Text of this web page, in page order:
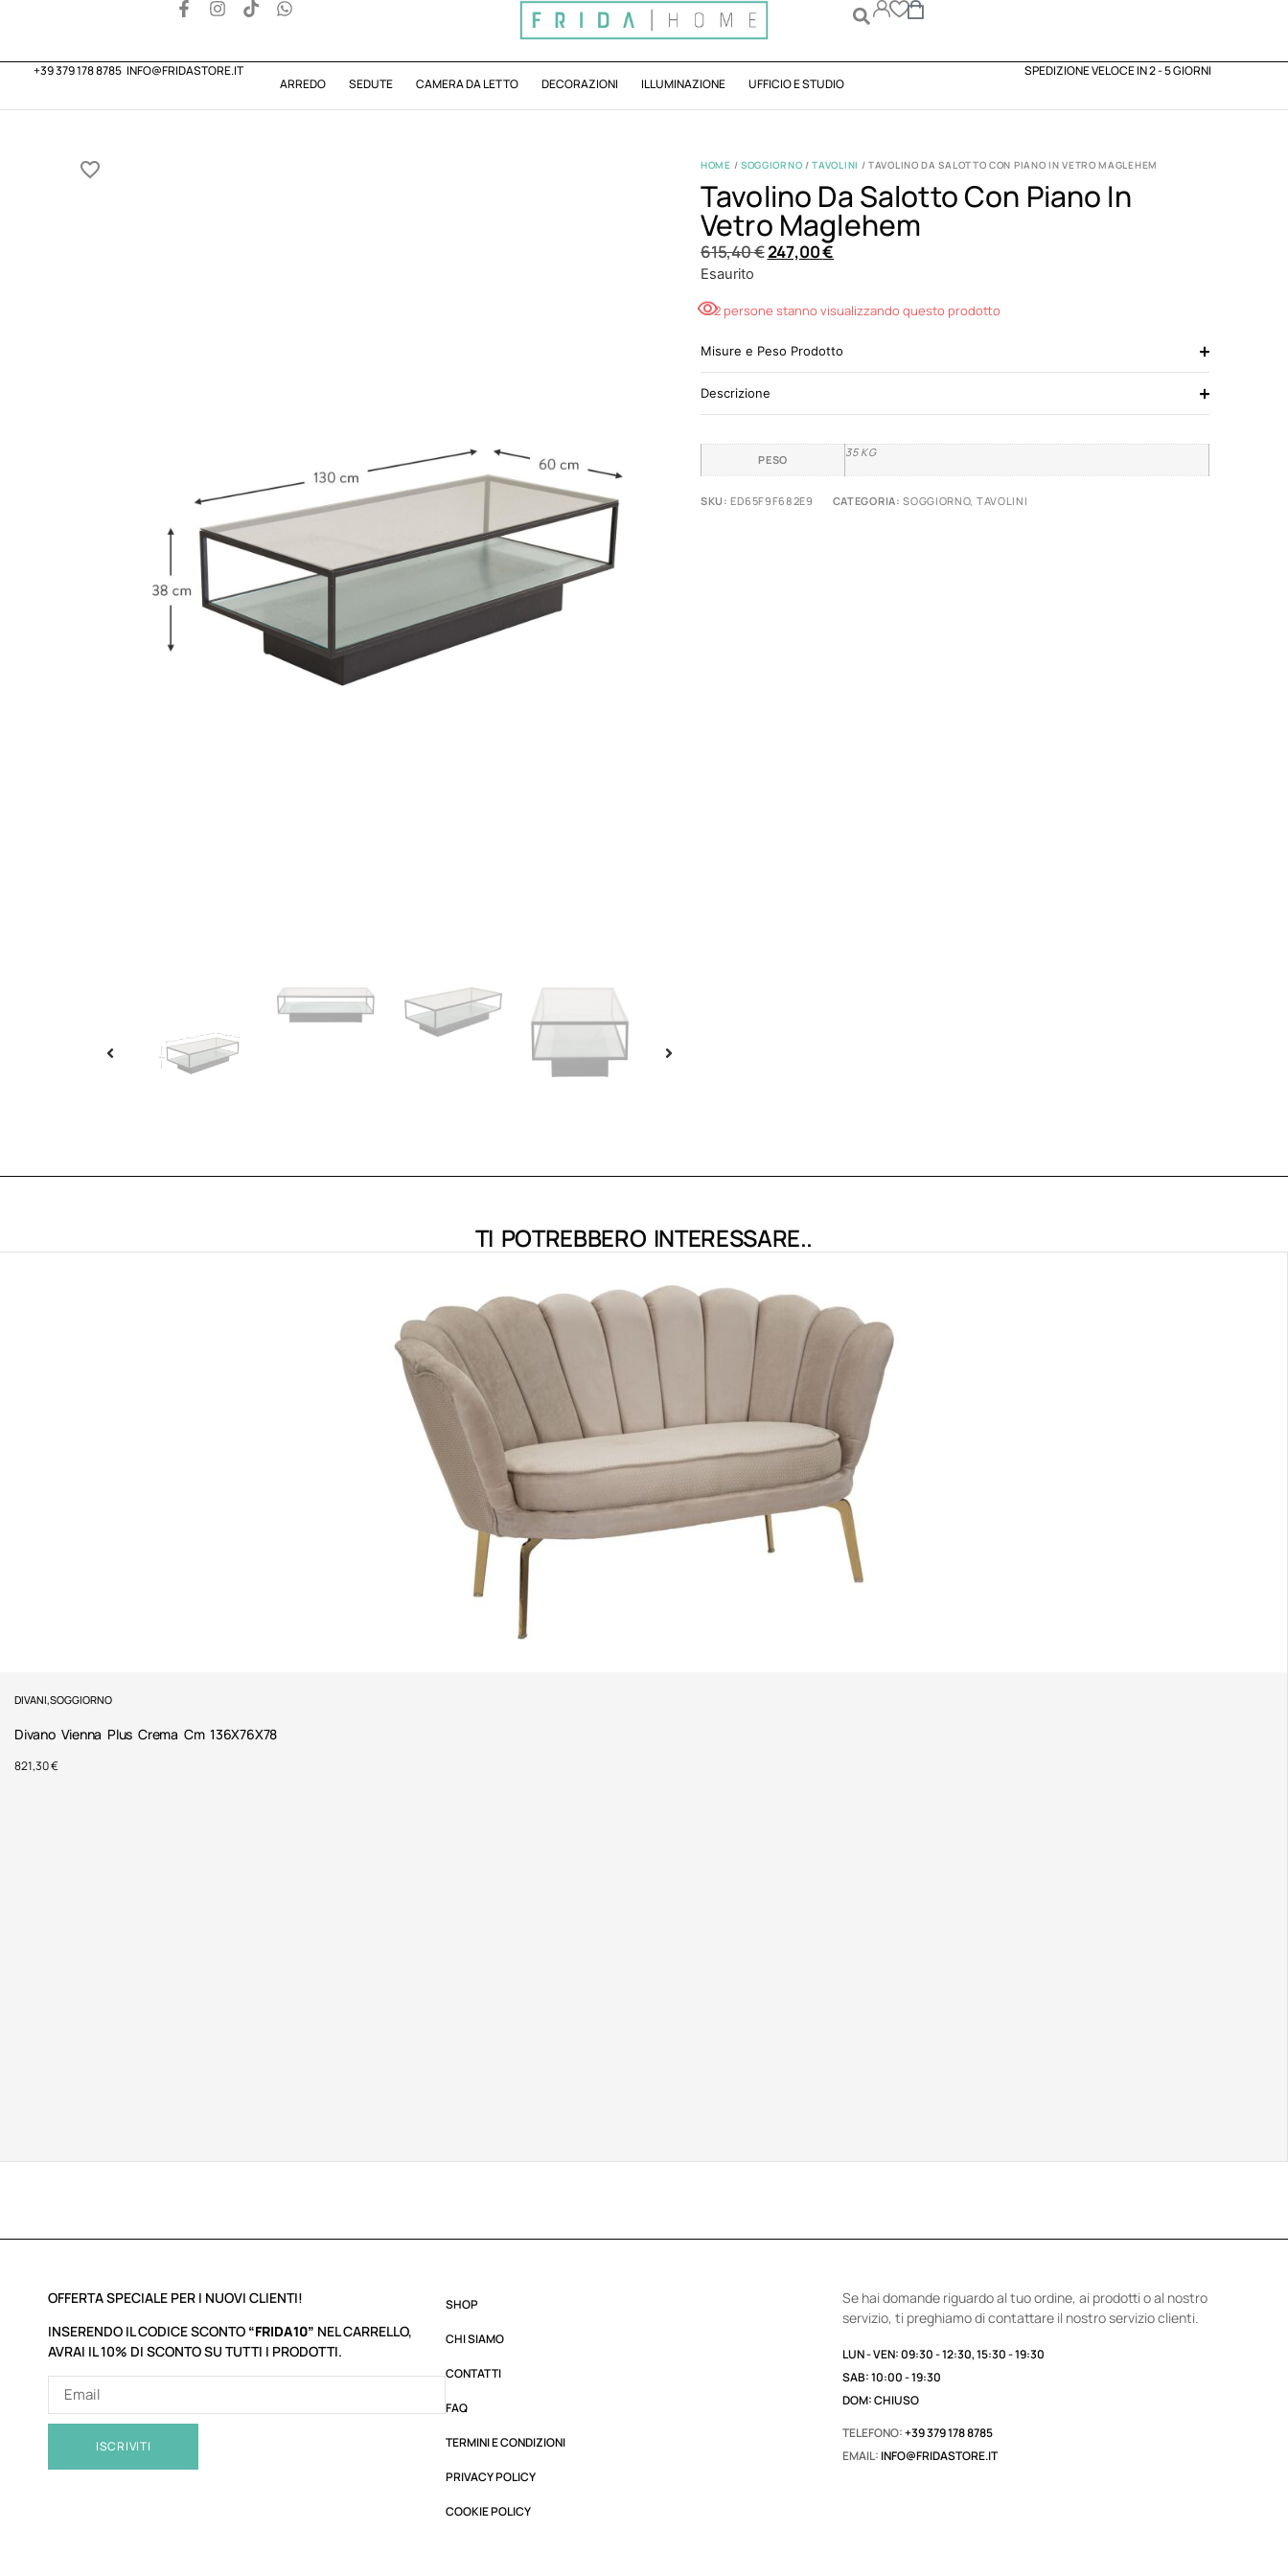
+39 379 178 8785 INFO@FRIDASTORE.IT
ARREDO
SEDUTE CAMERA DA LETTO DECORAZIONI ILLUMINAZIONE UFFICIO E STUDIO
SPEDIZIONE VELOCE IN 2 - 5 GIORNI
HOME / SOGGIORNO /TAVOLINI / TAVOLINO DA SALOTTO CON PIANO IN VETRO MAGLEHEM
Tavolino Da Salotto Con Piano In
Vetro Maglehem
615,40€247,00€
Esaurito
2 persone stanno visualizzando questo prodotto
Misure e Peso Prodotto
Descrizione
PESO
35 KG
SKU:ED65F9F682E9 CATEGORIA: SOGGIORNO, TAVOLINI
TI POTREBBERO INTERESSARE..
DIVANI,SOGGIORNO
Divano Vienna Plus Crema Cm 136X76X78
821,30€
OFFERTA SPECIALE PER I NUOVI CLIENTI!
INSERENDO IL CODICE SCONTO “FRIDA10” NEL CARRELLO,
AVRAI IL 10% DI SCONTO SU TUTTI I PRODOTTI.
ISCRIVITI
SHOP
CHI SIAMO
CONTATTI
FAQ
TERMINI E CONDIZIONI
PRIVACY POLICY
COOKIE POLICY
Se hai domande riguardo al tuo ordine, ai prodotti o al nostro
servizio, ti preghiamo di contattare il nostro servizio clienti.
LUN - VEN: 09:30 - 12:30, 15:30 - 19:30
SAB: 10:00 - 19:30
DOM: CHIUSO
TELEFONO:+39 379 178 8785
EMAIL: INFO@FRIDASTORE.IT